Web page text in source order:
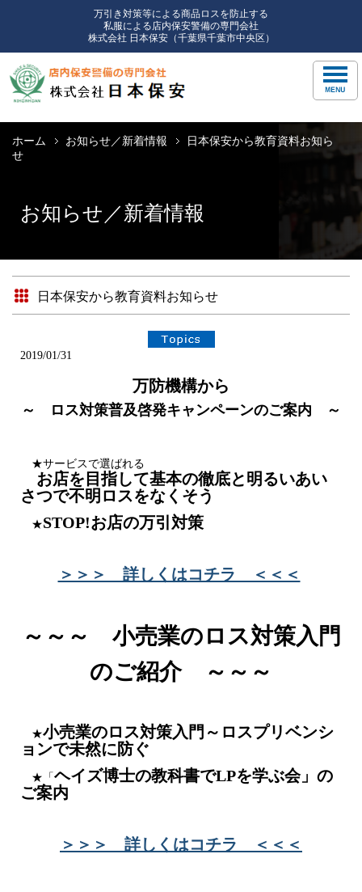
万引き対策等による商品ロスを防止する
私服による店内保安警備の専門会社
株式会社 日本保安（千葉県千葉市中央区）
ホーム お知らせ／新着情報
日本保安から教育資料お知ら
せ
お知らせ／新着情報
日本保安から教育資料お知らせ
2019/01/31
万防機構から
～ ロス対策普及啓発キャンペーンのご案内 ～
★サービスで選ばれる
お店を目指して基本の徹底と明るいあい
さつで不明ロスをなくそう
★STOP!お店の万引対策
＞＞＞ 詳しくはコチラ ＜＜＜
～～～ 小売業のロス対策入門
のご紹介 ～～～
★小売業のロス対策入門～ロスプリベンシ
ョンで未然に防ぐ
★「ヘイズ博士の教科書でLPを学ぶ会」の
ご案内
＞＞＞ 詳しくはコチラ ＜＜＜